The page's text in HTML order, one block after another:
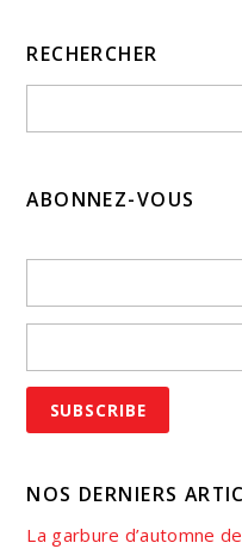
RECHERCHER
ABONNEZ-VOUS
NOS DERNIERS
La garbure d’automne